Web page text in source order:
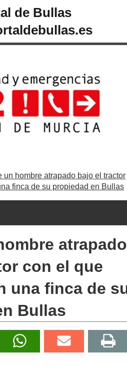
de Bullas
un hombre atrapado bajo el tractor
finca de su propiedad en Bullas
atrapado
con el que
una finca de
Bullas